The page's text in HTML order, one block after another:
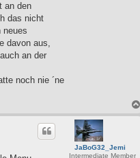
an den
das nicht
neues
davon aus,
an der
noch nie ´ne
JaBoG32_Jemi
Intermediate Member